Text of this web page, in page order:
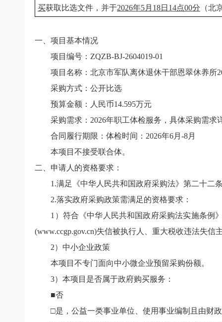
买获取比选文件，并于2026年5月18日14点00分 （北
一、项目基本情况
项目编号： ZQZB-BJ-2604019-01
项目名称：北京市军队离休退休干部恩翠休养所
采购方式：公开比选
预算金额：人民币14.595万元
采购需求： 2026年职工体检服务，具体采购需求
合同履行期限：体检时间： 2026年6月 -8月
本项目不接受联合体。
二、申请人的资格要求：
1.满足《中华人民共和国政府采购法》第二十二
2.落实政府采购政策需满足的资格要求：
1 ）符合《中华人民共和国政府采购法实施条例
(www.ccgp.gov.cn)失信被执行人、重大税收违法失信
2）中小企业政策
本项目不专门面向中小微企业预留采购份额。
3）本项目是否属于政府购买服务：
■否
□是，公益一类事业单位、使用事业编制且由财